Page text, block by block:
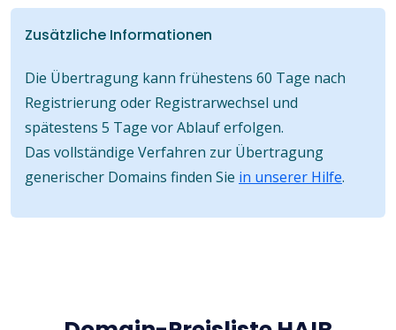
Zusätzliche Informationen
Die Übertragung kann frühestens 60 Tage nach
Registrierung oder Registrarwechsel und
spätestens 5 Tage vor Ablauf erfolgen.
Das vollständige Verfahren zur Übertragung
generischer Domains finden Sie in unserer Hilfe.